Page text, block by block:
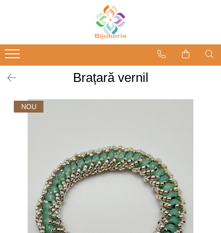
Brațară vernil
NOU